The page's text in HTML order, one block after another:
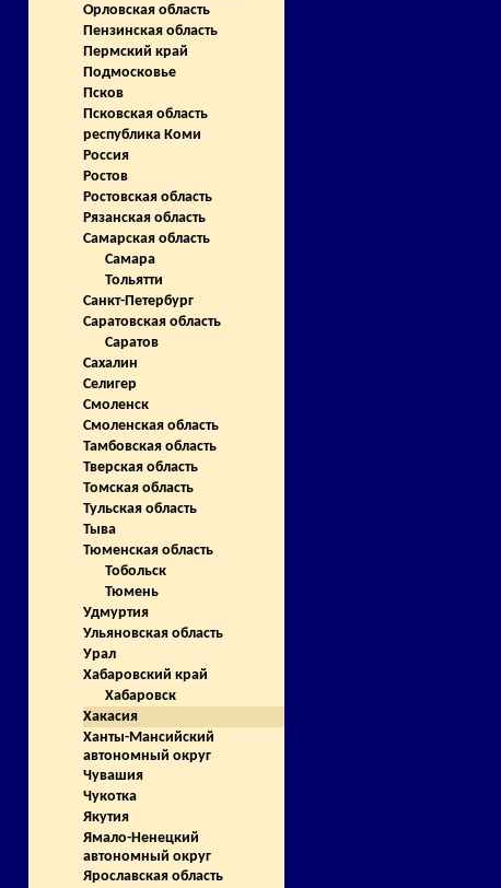
Орловская область
Пензинская область
Пермский край
Подмосковье
Псков
Псковская область
республика Коми
Россия
Ростов
Ростовская область
Рязанская область
Самарская область
Самара
Тольятти
Санкт-Петербург
Саратовская область
Саратов
Сахалин
Селигер
Смоленск
Смоленская область
Тамбовская область
Тверская область
Томская область
Тульская область
Тыва
Тюменская область
Тобольск
Тюмень
Удмуртия
Ульяновская область
Урал
Хабаровский край
Хабаровск
Хакасия
Ханты-Мансийский
автономный округ
Чувашия
Чукотка
Якутия
Ямало-Ненецкий
автономный округ
Ярославская область